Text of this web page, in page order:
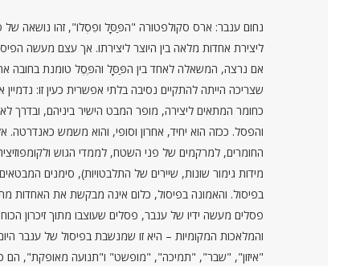
נחום ענבר: ארס סקולפטורה "הפַּסָּל ופִסְלוֹ", זהו נושאה
ליצירת אחדות מלאה בין היוצר ליצירתו. אך עצם מעשה
אם נרצה, המשאלה לאחד בין הפַּסָּל והפֶּסֶל טומנת בחובה
שצריכה הייתה להתקיים נסיבה בלתי אפשרית כעין זו:
כחומר המתאים ליצירה, מופר המבט הישיר ביניהם,
והפסל. ככזה הוא יחיד, אחרון וסופי, והוא משמש
החומרים, למרקמים של פני השטח, לממדי הגוש
מידות גימור שונות, שיירים של התלבטויות), סימנים
בפיסול. והאמונה בפיסול, כלום אינה מבקשת את האחדות
פסלים מעשה ידיו של ענבר, פסלים שעוצבו מתוך זיכרון
והמלאכות המקומיות – היא זו שמנשבת בפיסול של ענבר
"איזון", "שבר", "תמיכה", "מופשט" ו"תנועה מאופקת", הם